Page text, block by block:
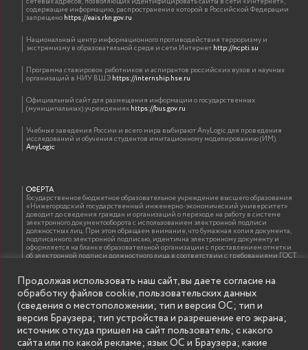
содержащие информацию, распространение которой в Российской Федерации
запрещеноhttps://eais.rkn.gov.ru
Национальный центр информационного противодействия терроризму и
экстремизму в образовательной среде и сети Интернетhttp://ncpti.su
Программа стажировок работников и аспирантов российских вузов и научных
организаций в НИУ ВШЭhttps://internship.hse.ru
Официальный сайт для размещения информации о государственных
(муниципальных) учрежденияхhttps://bus.gov.ru
Учебные заведения России и всего мира выбирают AnyLogic для проведения
исследований и обучения студентов имитационному моделированию (ИМ).
AnyLogic
ОФЕРТА
Государственное бюджетное образовательное учреждение высшего образования
«Нижегородский государственный инженерно-экономический университет»
доводит до сведения граждан и организаций о переходе на работу в системе
электронного документооборота с использованием электронной подписи
должностных лиц. При этом обращаем внимание, что бумажная копия документа,
подписанного электронной подписью, идентична электронному документу и
оформляется на бланке образовательной организации с проставлением отметки
об электронной подписи должностного лица в соответствии с требованиями ГОСТ
ИНФОРМАЦИЯ ДЛЯ ПРАВООБЛАДАТЕЛЕЙ
Все права на аудио и видео материалы, представленные на нашем сайте
принадлежат их законным владельцам и предназначены только для ознакомления.
Наличие материалов на сайте никаким образом не претендует на обозначение
Продолжая использовать наш сайт, вы даете согласие на
обработку файлов cookie, пользовательских данных
(сведения о местоположении; тип и версия ОС; тип и
версия Браузера; тип устройства и разрешение его экрана;
источник откуда пришел на сайт пользователь; с какого
сайта или по какой рекламе; язык ОС и Браузера; какие